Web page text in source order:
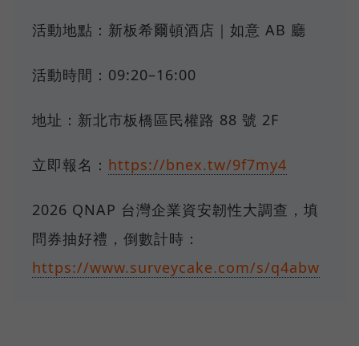
活動地點：新板希爾頓酒店｜如意 AB 廳
活動時間：09:20–16:00
地址：新北市板橋區民權路 88 號 2F
立即報名： https://bnex.tw/9f7my4
2026 QNAP 台灣企業資安韌性大調查，填
問券抽好禮，倒數計時：
https://www.surveycake.com/s/q4abw